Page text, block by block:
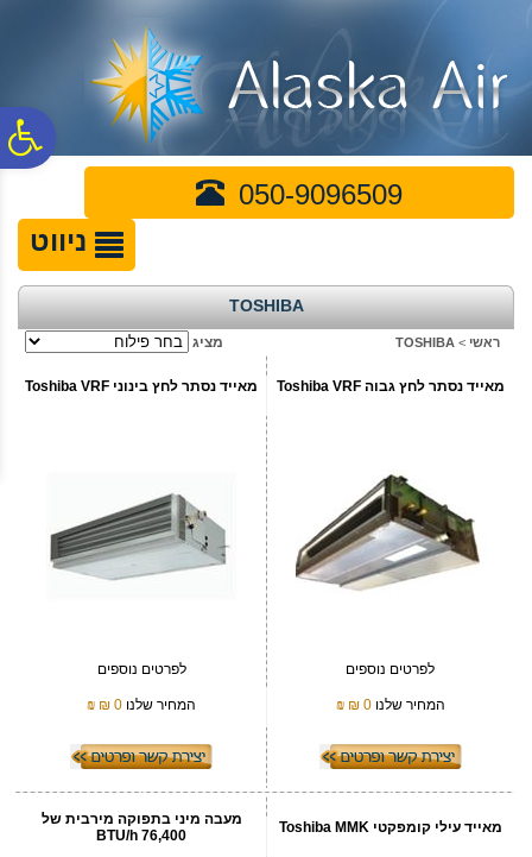
נגישות
המרכזי
050-9096509
ניווט
TOSHIBA
ראשי >
TOSHIBA מציג
מאייד נסתר לחץ גבוה Toshiba VRF
לפרטים נוספים
המחיר שלנו0 ₪
₪
מאייד נסתר לחץ בינוני Toshiba VRF
לפרטים נוספים
המחיר שלנו 0 ₪
₪
מאייד עילי קומפקטי Toshiba MMK
מעבה מיני בתפוקה מירבית של
76,400 BTU/h